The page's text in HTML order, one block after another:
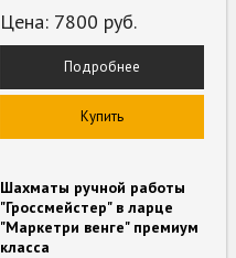
Цена: 7800 руб.
Подробнее
Купить
Шахматы ручной работы
"Гроссмейстер" в ларце
"Маркетри венге" премиум
класса